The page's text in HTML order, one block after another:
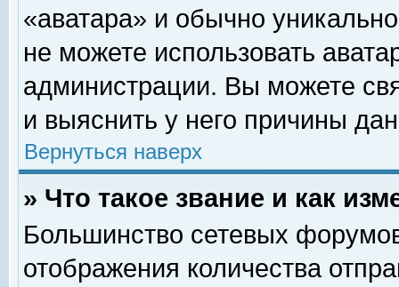
«аватара» и обычно
не можете использовать
администрации. Вы можете
и выяснить у него причины
Вернуться наверх
» Что такое звание и как
Большинство сетевых
отображения количества